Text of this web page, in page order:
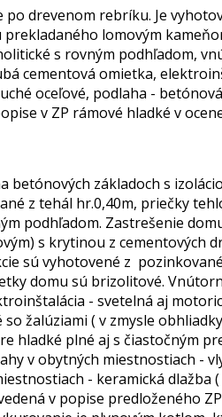
drevenom rebríku. Je
lomovým
s rovným podhľadom,
cementová omietka,
oceľové, podlaha -
v ZP rámové hladké v
betónových základoch s
z tehál hr.0,40m, priečky
podhľadom. Zastrešenie
s krytinou z cementových
sú vyhotovené z
domu sú brizolitové.
- svetelná aj
žalúziami ( v zmysle
hladké plné aj s čiastočným
v obytných miestnostiach -
- keramická dlažba (
v popise predloženého